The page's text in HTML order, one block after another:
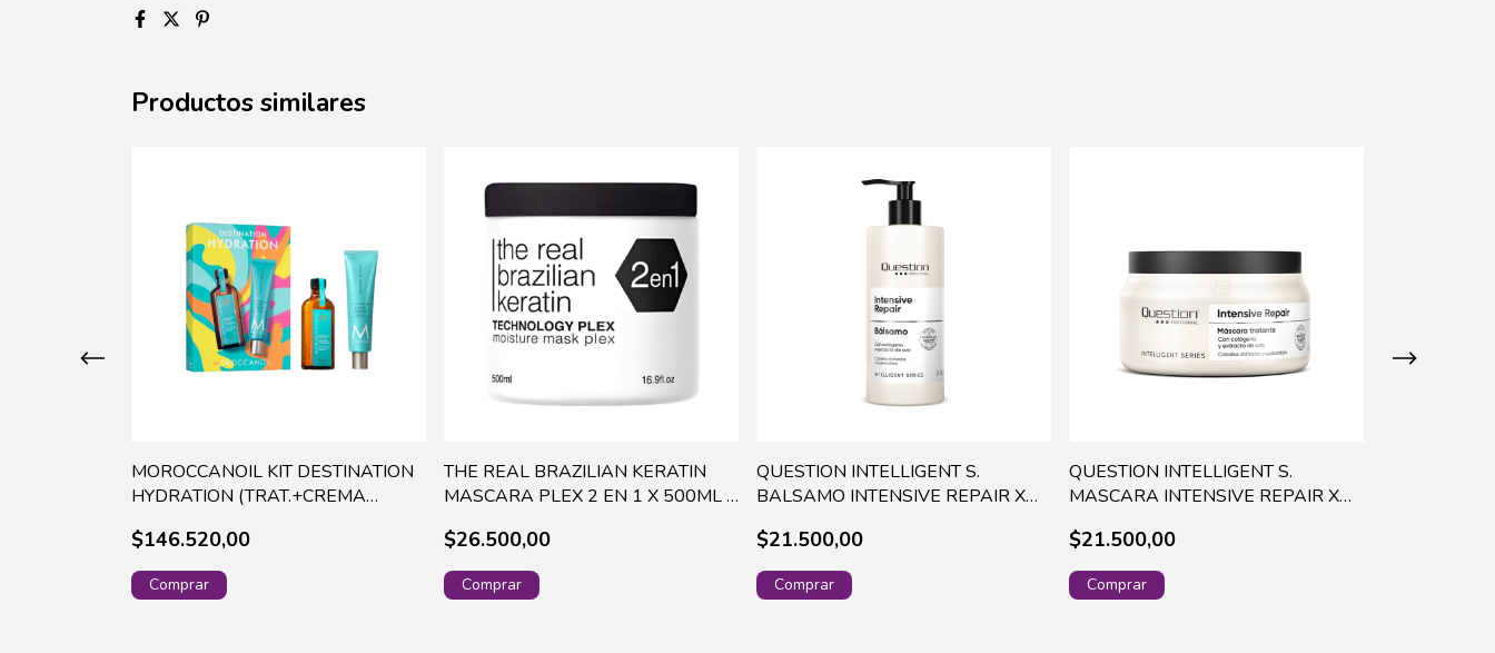
Productos similares
MOROCCANOIL KIT DESTINATION
HYDRATION (TRAT.+CREMA
$146.520,00
THE REAL BRAZILIAN KERATIN
MASCARA PLEX 2 EN 1 X 500ML -
$26.500,00
QUESTION INTELLIGENT S.
BALSAMO INTENSIVE REPAIR X
$21.500,00
QUESTION INTELLIGENT S.
MASCARA INTENSIVE REPAIR X
$21.500,00